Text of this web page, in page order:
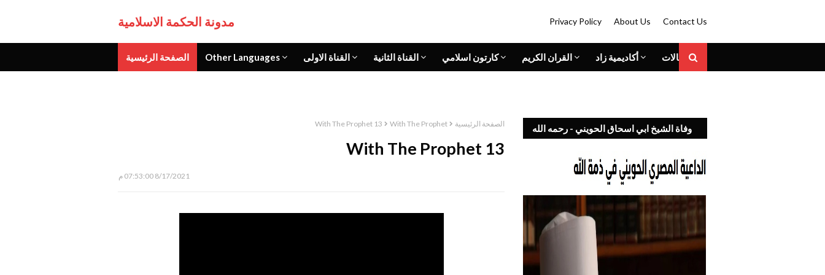
مدونة الحكمة الاسلامية Privacy Policy About Us Contact Us
الصفحة الرئيسية Other Languages القناة الاولى القناة الثانية كارتون اسلامي القران الكريم أكاديمية زاد المقالات
الصفحة الرئيسية With The Prophet
With The Prophet 13
With The Prophet 13
8/17/2021 07:53:00 م
وفاة الشيخ ابي اسحاق الحويني - رحمه الله